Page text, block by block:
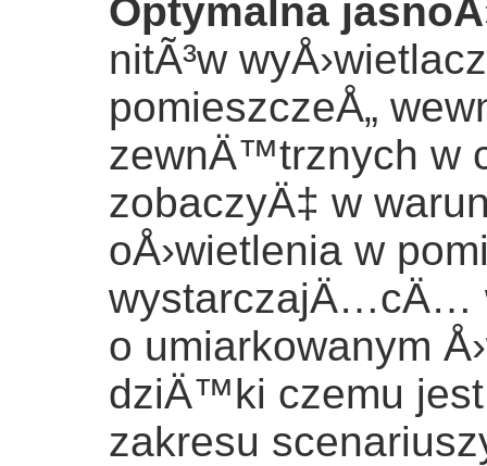
Optymalna
nitÃ³w
pomieszczeÅ„
zewnÄ™trznych w
zobaczyÄ‡ w
oÅ›wietlenia w
wystarczajÄ…cÄ…
o umiarkowanym
dziÄ™ki czemu
zakresu